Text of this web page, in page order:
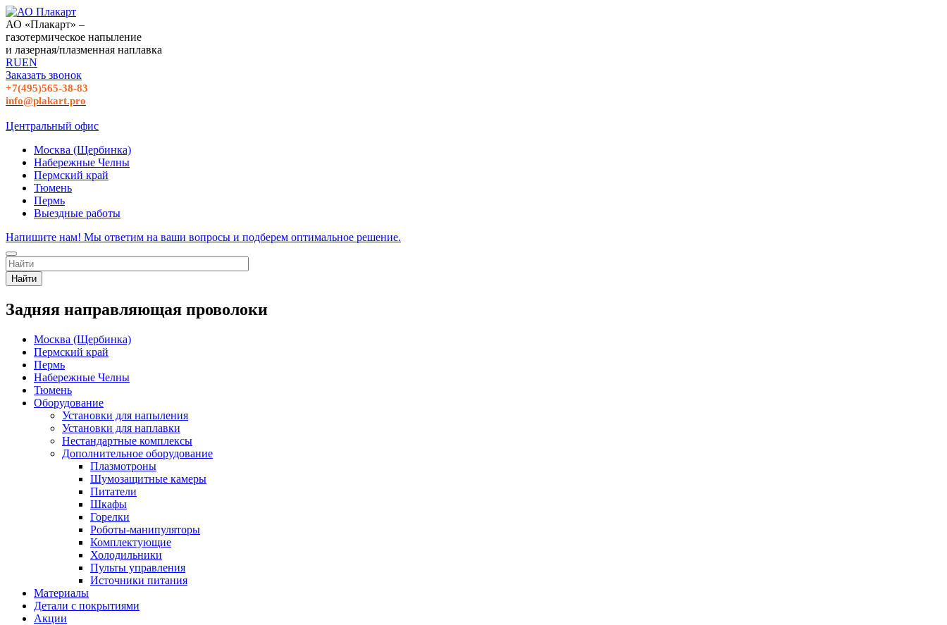
АО «Плакарт» –
газотермическое напыление
и лазерная/плазменная наплавка
RUEN
Заказать звонок
+7(495)565-38-83
info@plakart.pro
Центральный офис
Москва (Щербинка)
Набережные Челны
Пермский край
Тюмень
Пермь
Выездные работы
Напишите нам! Мы ответим на ваши вопросы и подберем оптимальное решение.
Найти
Задняя направляющая проволоки
Москва (Щербинка)
Пермский край
Пермь
Набережные Челны
Тюмень
Оборудование
Установки для напыления
Установки для наплавки
Нестандартные комплексы
Дополнительное оборудование
Плазмотроны
Шумозащитные камеры
Питатели
Шкафы
Горелки
Роботы-манипуляторы
Комплектующие
Холодильники
Пульты управления
Источники питания
Материалы
Детали с покрытиями
Акции